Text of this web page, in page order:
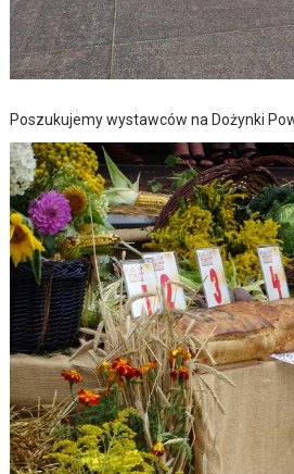
Poszukujemy wystawców na Dożynki